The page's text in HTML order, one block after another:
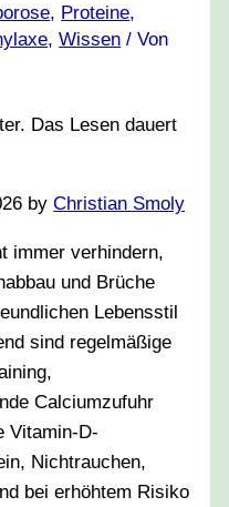
, Proteine,
,Wissen / Von
Das Lesen dauert
byChristian Smoly
immer verhindern,
und Brüche
Lebensstil
sind regelmäßige
Calciumzufuhr
Vitamin-D-
Nichtrauchen,
bei erhöhtem Risiko